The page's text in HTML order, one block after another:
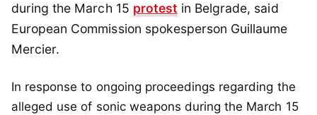
during the March 15 protest in Belgrade, said
European Commission spokesperson Guillaume
Mercier.
In response to ongoing proceedings regarding the
alleged use of sonic weapons during the March 15